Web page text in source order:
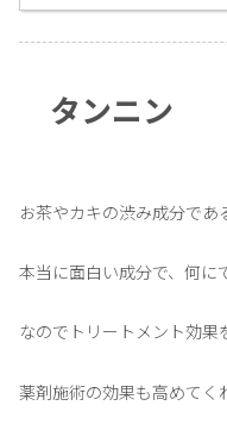
タンニン
お茶やカキの渋み成分であ
本当に面白い成分で、何に
なのでトリートメント効果
薬剤施術の効果も高めてく